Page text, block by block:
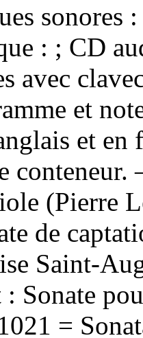
sonores
: ; CD
avec
et
et
(Pierre
de
Saint-
: Sonate
=